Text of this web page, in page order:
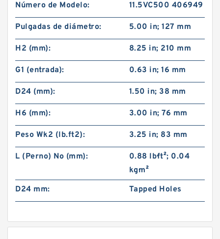
Número de Modelo: 11.5VC500 406949
Pulgadas de diámetro: 5.00 in; 127 mm
H2 (mm): 8.25 in; 210 mm
G1 (entrada): 0.63 in; 16 mm
D24 (mm): 1.50 in; 38 mm
H6 (mm): 3.00 in; 76 mm
Peso Wk2 (lb.ft2): 3.25 in; 83 mm
L (Perno) No (mm):
0.88 lb·ft²; 0.04
kg·m²
D24 mm:
Tapped Holes